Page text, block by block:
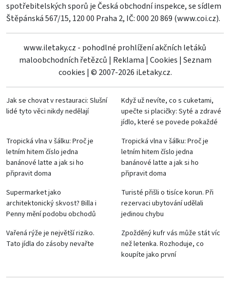
spotřebitelských sporů je Česká obchodní inspekce, se sídlem
Štěpánská 567/15, 120 00 Praha 2, IČ: 000 20 869 (www.coi.cz).
www.iletaky.cz - pohodlné prohlížení akčních letáků
maloobchodních řetězců | Reklama | Cookies | Seznam
cookies | © 2007-2026 iLetaky.cz.
Jak se chovat v restauraci: Slušní
lidé tyto věci nikdy nedělají
Když už nevíte, co s cuketami,
upečte si placičky: Syté a zdravé
jídlo, které se povede pokaždé
Tropická vlna v šálku: Proč je
letním hitem číslo jedna
banánové latte a jak si ho
připravit doma
Tropická vlna v šálku: Proč je
letním hitem číslo jedna
banánové latte a jak si ho
připravit doma
Supermarket jako
architektonický skvost? Billa i
Penny mění podobu obchodů
Turisté přišli o tisíce korun. Při
rezervaci ubytování udělali
jedinou chybu
Vařená rýže je největší riziko.
Tato jídla do zásoby nevařte
Zpožděný kufr vás může stát víc
než letenka. Rozhoduje, co
koupíte jako první